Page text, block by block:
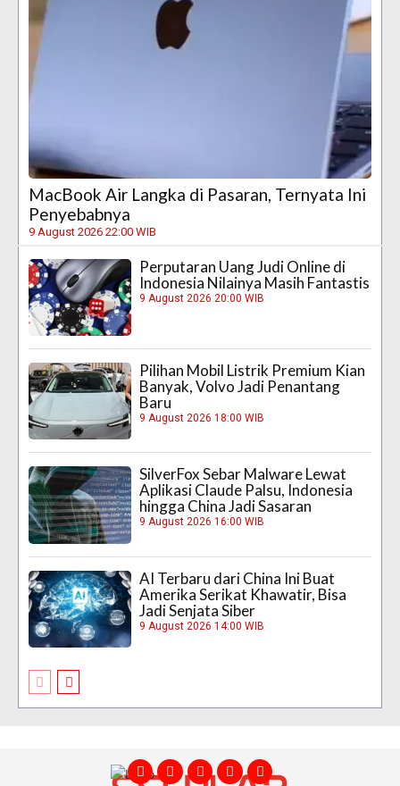
MacBook Air Langka di Pasaran, Ternyata Ini
Penyebabnya
9 August 2026 22:00 WIB
Perputaran Uang Judi Online di
Indonesia Nilainya Masih Fantastis
9 August 2026 20:00 WIB
Pilihan Mobil Listrik Premium Kian
Banyak, Volvo Jadi Penantang
Baru
9 August 2026 18:00 WIB
SilverFox Sebar Malware Lewat
Aplikasi Claude Palsu, Indonesia
hingga China Jadi Sasaran
9 August 2026 16:00 WIB
AI Terbaru dari China Ini Buat
Amerika Serikat Khawatir, Bisa
Jadi Senjata Siber
9 August 2026 14:00 WIB